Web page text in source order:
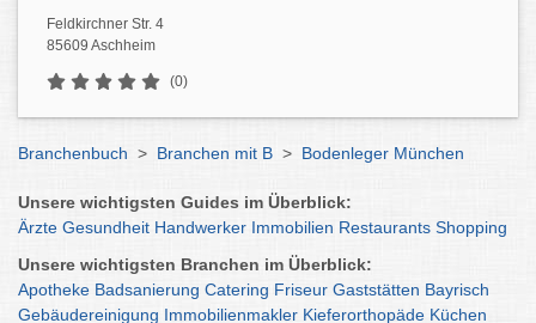
Feldkirchner Str. 4
85609 Aschheim
(0)
Branchenbuch > Branchen mit B > Bodenleger München
Unsere wichtigsten Guides im Überblick:
Ärzte Gesundheit Handwerker Immobilien Restaurants Shopping
Unsere wichtigsten Branchen im Überblick:
Apotheke Badsanierung Catering Friseur Gaststätten Bayrisch
Gebäudereinigung Immobilienmakler Kieferorthopäde Küchen